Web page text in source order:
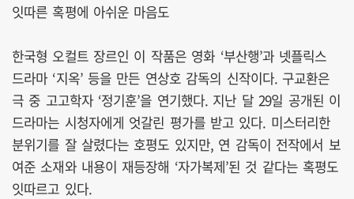
잇따른 혹평에 아쉬운 마음도
한국형 오컬트 장르인 이 작품은 영화 ‘부산행’과 넷플릭스
드라마 ‘지옥’ 등을 만든 연상호 감독의 신작이다. 구교환은
극 중 고고학자 ‘정기훈’을 연기했다. 지난 달 29일 공개된 이
드라마는 시청자에게 엇갈린 평가를 받고 있다. 미스터리한
분위기를 잘 살렸다는 호평도 있지만, 연 감독이 전작에서 보
여준 소재와 내용이 재등장해 ‘자가복제’된 것 같다는 혹평도
잇따르고 있다.